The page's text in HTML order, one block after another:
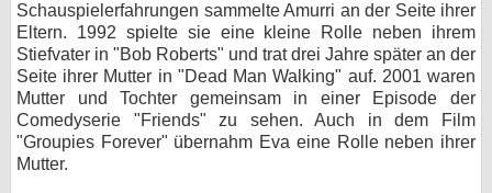
Schauspielerfahrungen sammelte Amurri an der Seite ihrer
Eltern. 1992 spielte sie eine kleine Rolle neben ihrem
Stiefvater in "Bob Roberts" und trat drei Jahre später an der
Seite ihrer Mutter in "Dead Man Walking" auf. 2001 waren
Mutter und Tochter gemeinsam in einer Episode der
Comedyserie "Friends" zu sehen. Auch in dem Film
"Groupies Forever" übernahm Eva eine Rolle neben ihrer
Mutter.
Kontakt
Nutzungsbedingungen
Datenschutz